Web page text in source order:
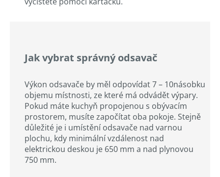
Jak vybrat správný odsavač
Výkon odsavače by měl odpovídat 7 – 10násobku
objemu místnosti, ze které má odvádět výpary.
Pokud máte kuchyň propojenou s obývacím
prostorem, musíte započítat oba pokoje. Stejně
důležité je i umístění odsavače nad varnou
plochu, kdy minimální vzdálenost nad
elektrickou deskou je 650 mm a nad plynovou
750 mm.